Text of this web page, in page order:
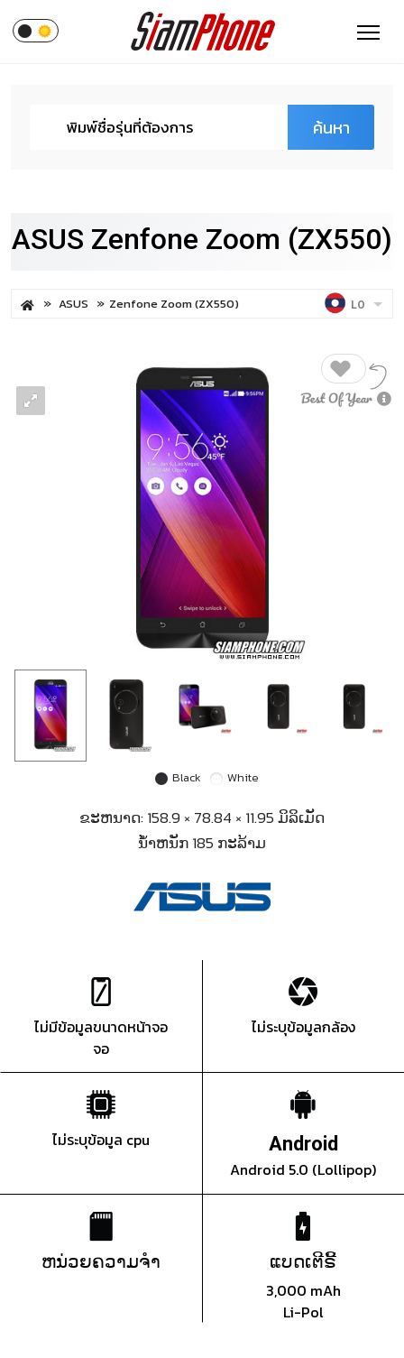
ค้นหา
ASUS Zenfone Zoom (ZX550)
ASUS Zenfone Zoom (ZX550) LO
Black White
ຂະຫນາດ: 158.9 × 78.84 × 11.95 ມິລິເມັດ
ນ້ຳຫນັກ 185 ກະລ້າມ
ไม่มีข้อมูลขนาดหน้าจอ
จอ
ไม่ระบุข้อมูลกล้อง
ไม่ระบุข้อมูล cpu Android
Android 5.0 (Lollipop)
ຫນ່ວຍຄວາມຈຳ ແບດເຕີຣີ້
3,000 mAh
Li-Pol